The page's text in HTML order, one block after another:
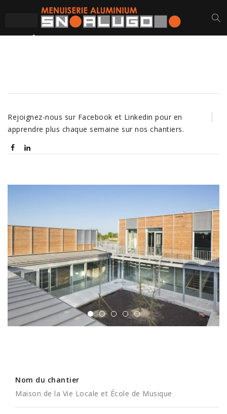
Rejoignez-nous sur Facebook et Linkedin pour en
apprendre plus chaque semaine sur nos chantiers.
l’article
Nom du chantier
Maison de la Vie Locale et École de Musique